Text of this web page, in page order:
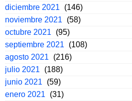
diciembre 2021
(146)
noviembre 2021
(58)
octubre 2021
(95)
septiembre 2021
(108)
agosto 2021
(216)
julio 2021
(188)
junio 2021
(59)
enero 2021
(31)